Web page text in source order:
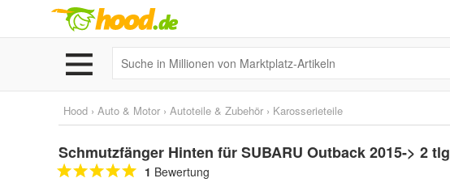
Hood › Auto & Motor › Autoteile & Zubehör › Karosserieteile
Schmutzfänger Hinten für SUBARU Outback 2015-> 2 tlg
1 Bewertung